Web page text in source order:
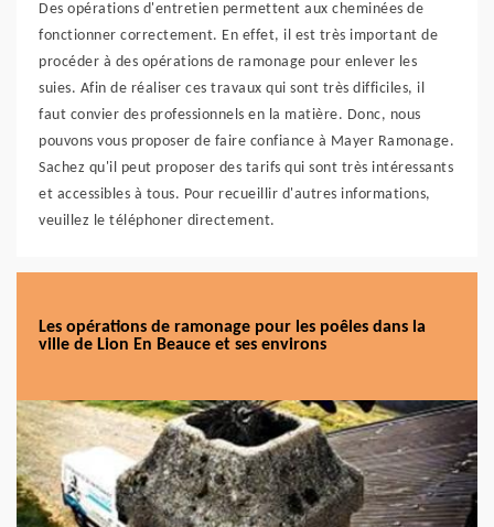
Des opérations d'entretien permettent aux cheminées de
fonctionner correctement. En effet, il est très important de
procéder à des opérations de ramonage pour enlever les
suies. Afin de réaliser ces travaux qui sont très difficiles, il
faut convier des professionnels en la matière. Donc, nous
pouvons vous proposer de faire confiance à Mayer Ramonage.
Sachez qu'il peut proposer des tarifs qui sont très intéressants
et accessibles à tous. Pour recueillir d'autres informations,
veuillez le téléphoner directement.
Les opérations de ramonage pour les poêles dans la
ville de Lion En Beauce et ses environs